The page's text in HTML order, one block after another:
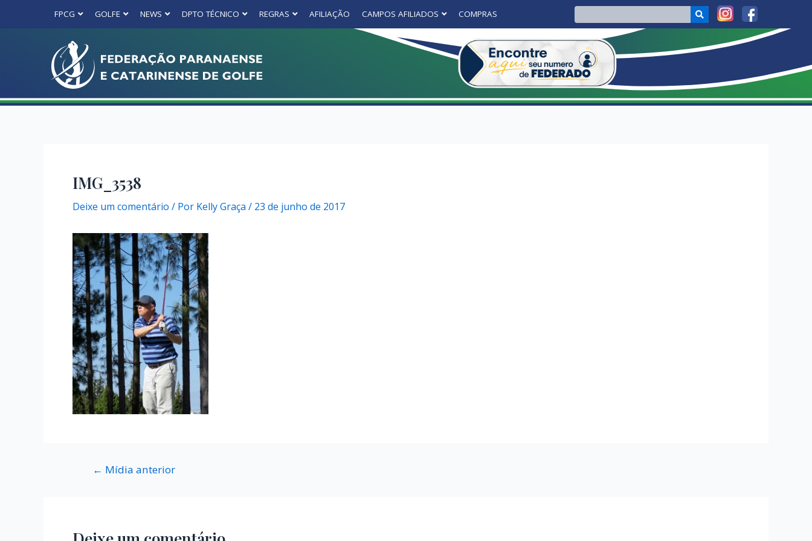
FPCG GOLFE NEWS DPTO TÉCNICO REGRAS AFILIAÇÃO CAMPOS AFILIADOS COMPRAS
IMG_3538
Deixe um comentário / Por Kelly Graça / 23 de junho de 2017
← Mídia anterior